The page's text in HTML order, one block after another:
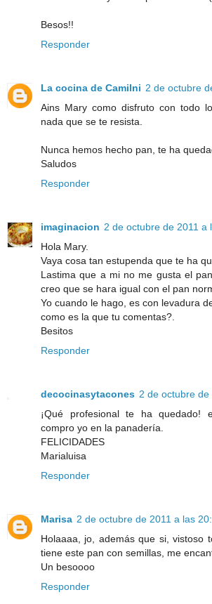
Besos!!
Responder
La cocina de Camilni 2 de octubre
Ains Mary como disfruto con todo
nada que se te resista.
Nunca hemos hecho pan, te ha
Saludos
Responder
imaginacion 2 de octubre de 2011 a
Hola Mary.
Vaya cosa tan estupenda que te ha
Lastima que a mi no me gusta el
creo que se hara igual con el pan
Yo cuando le hago, es con levadura
como es la que tu comentas?.
Besitos
Responder
decocinasytacones 2 de octubre
¡Qué profesional te ha
compro yo en la panadería.
FELICIDADES
Marialuisa
Responder
Marisa 2 de octubre de 2011 a las
Holaaaa, jo, además que si, vistoso
tiene este pan con semillas, me
Un besoooo
Responder